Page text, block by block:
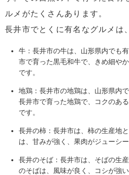
ルメがたくさんあります。
長井市でとくに有名なグルメは
牛：長井市の牛は、山形県内でも
市で育った黒毛和牛で、きめ細や
です。
地鶏：長井市の地鶏は、山形県内
長井市で育った地鶏で、コクのあ
です。
長井の柿：長井市は、柿の生産地
は、甘みが強く、果肉がジューシー
長井のそば：長井市は、そばの生
のそばは、風味が良く、コシが強い